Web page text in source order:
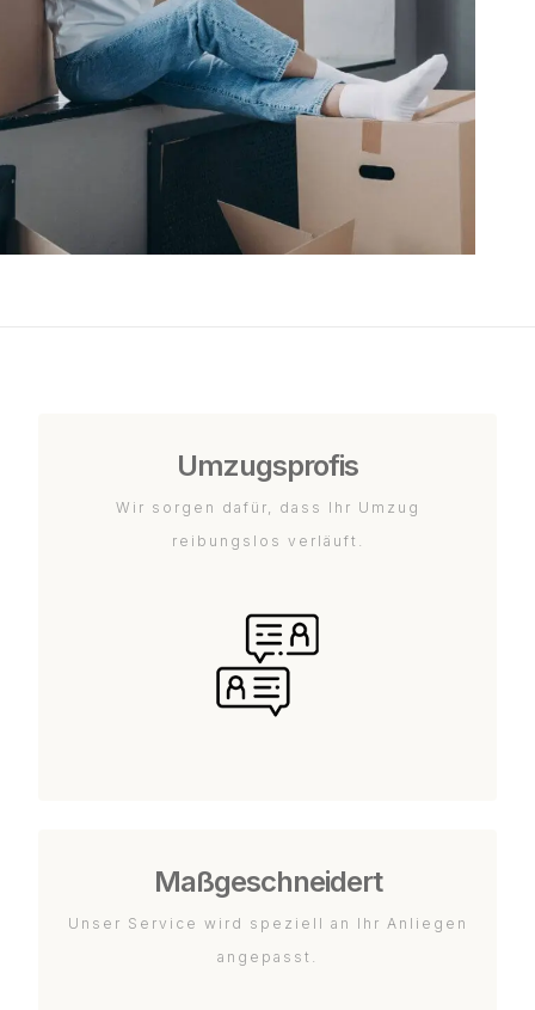
Umzugsprofis
Wir sorgen dafür, dass Ihr Umzug
reibungslos verläuft.
Maßgeschneidert
Unser Service wird speziell an Ihr Anliegen
angepasst.